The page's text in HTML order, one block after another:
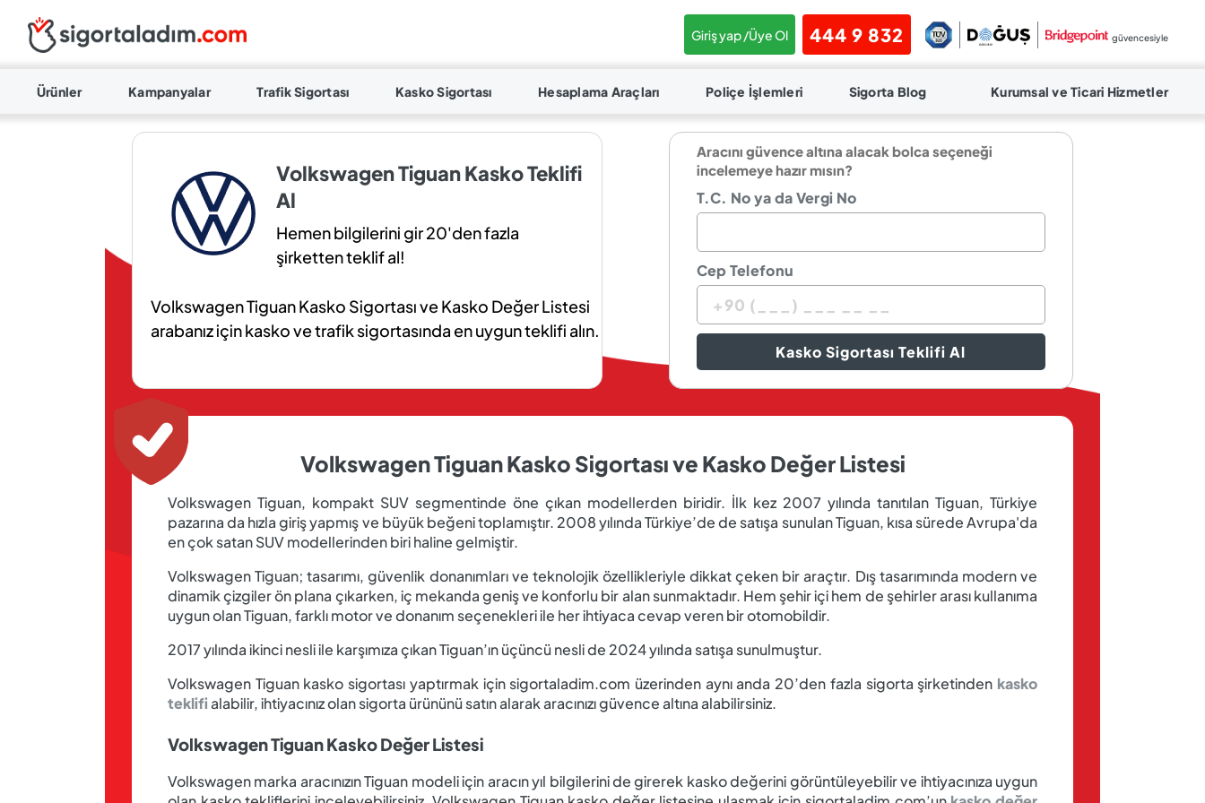
Giriş yap /Üye Ol 444 9 832 güvencesiyle
Ürünler Kampanyalar Trafik Sigortası Kasko Sigortası Hesaplama Araçları Poliçe İşlemleri Sigorta Blog Kurumsal ve Ticari Hizmetler
Volkswagen Tiguan Kasko Teklifi
Al
Hemen bilgilerini gir 20'den fazla
şirketten teklif al!
Volkswagen Tiguan Kasko Sigortası ve Kasko Değer Listesi
arabanız için kasko ve trafik sigortasında en uygun teklifi alın.
Aracını güvence altına alacak bolca seçeneği
incelemeye hazır mısın?
T.C. No ya da Vergi No
Cep Telefonu
Kasko Sigortası Teklifi Al
Volkswagen Tiguan Kasko Sigortası ve Kasko Değer Listesi
Volkswagen Tiguan, kompakt SUV segmentinde öne çıkan modellerden biridir. İlk kez 2007 yılında tanıtılan Tiguan, Türkiye
pazarına da hızla giriş yapmış ve büyük beğeni toplamıştır. 2008 yılında Türkiye’de de satışa sunulan Tiguan, kısa sürede Avrupa'da
en çok satan SUV modellerinden biri haline gelmiştir.
Volkswagen Tiguan; tasarımı, güvenlik donanımları ve teknolojik özellikleriyle dikkat çeken bir araçtır. Dış tasarımında modern ve
dinamik çizgiler ön plana çıkarken, iç mekanda geniş ve konforlu bir alan sunmaktadır. Hem şehir içi hem de şehirler arası kullanıma
uygun olan Tiguan, farklı motor ve donanım seçenekleri ile her ihtiyaca cevap veren bir otomobildir.
2017 yılında ikinci nesli ile karşımıza çıkan Tiguan’ın üçüncü nesli de 2024 yılında satışa sunulmuştur.
Volkswagen Tiguan kasko sigortası yaptırmak için sigortaladim.com üzerinden aynı anda 20’den fazla sigorta şirketinden kasko
teklifialabilir, ihtiyacınız olan sigorta ürününü satın alarak aracınızı güvence altına alabilirsiniz.
Volkswagen Tiguan Kasko Değer Listesi
Volkswagen marka aracınızın Tiguan modeli için aracın yıl bilgilerini de girerek kasko değerini görüntüleyebilir ve ihtiyacınıza uygun